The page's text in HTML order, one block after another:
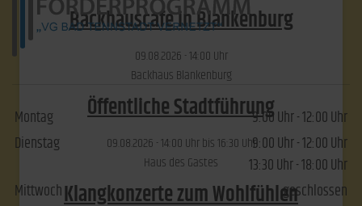
Backhauscafé in Blankenburg
09.​08.​2026 -14:00 Uhr
Backhaus Blankenburg
Öffentliche Stadtführung
09.​08.​2026 -14:00 Uhr bis16:30 Uhr
Haus des Gastes
Klangkonzerte zum Wohlfühlen
Montag
9:00 Uhr - 12:00 Uhr
Dienstag
9:00 Uhr - 12:00 Uhr
13:30 Uhr - 18:00 Uhr
Mittwoch
geschlossen